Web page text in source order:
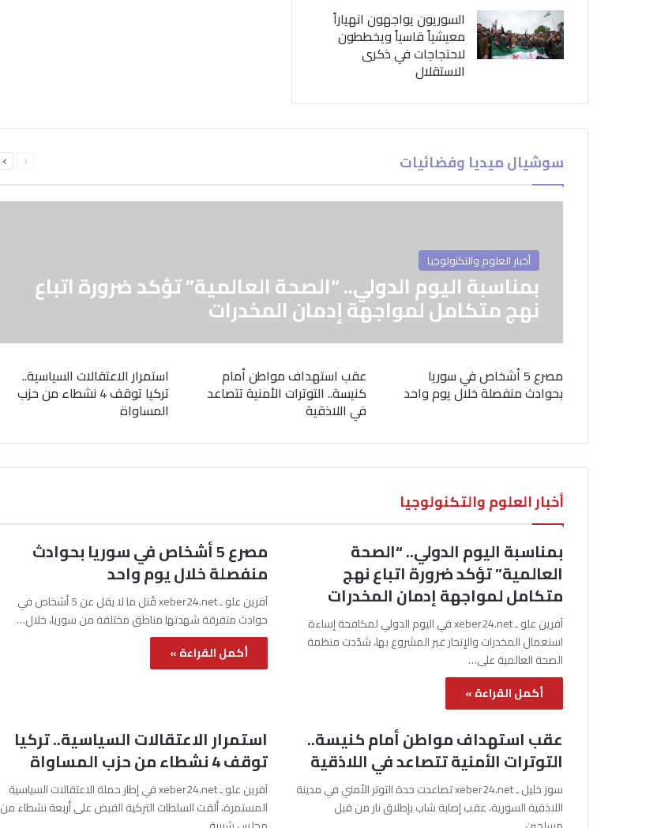
السوريون يواجهون انهياراً
معيشياً قاسياً ويخططون
لاحتجاجات في ذكرى
الاستقلال
سوشيال ميديا وفضائيات الصفحةالصفحة
أخبار العلوم والتكنولوجيا
بمناسبة اليوم الدولي.. “الصحة العالمية” تؤكد ضرورة اتباع
نهج متكامل لمواجهة إدمان المخدرات
مصرع 5 أشخاص في سوريا
بحوادث منفصلة خلال يوم واحد
عقب استهداف مواطن أمام
كنيسة.. التوترات الأمنية تتصاعد
في اللاذقية
استمرار الاعتقالات السياسية..
تركيا توقف 4 نشطاء من حزب
المساواة
أخبار العلوم والتكنولوجيا
بمناسبة اليوم الدولي.. “الصحة
العالمية” تؤكد ضرورة اتباع نهج
متكامل لمواجهة إدمان المخدرات
آفرين علو ـ xeber24.net في اليوم الدولي لمكافحة إساءة
استعمال المخدرات والإتجار غير المشروع بها، شدّدت منظمة
الصحة العالمية على…
أكمل القراءة »
مصرع 5 أشخاص في سوريا بحوادث
منفصلة خلال يوم واحد
آفرين علو ـ xeber24.net قُتل ما لا يقل عن 5 أشخاص في
حوادث متفرقة شهدتها مناطق مختلفة من سوريا، خلال…
أكمل القراءة »
عقب استهداف مواطن أمام كنيسة..
التوترات الأمنية تتصاعد في اللاذقية
سوز خليل ـ xeber24.net تصاعدت حدة التوتر الأمني في مدينة
اللاذقية السورية، عقب إصابة شاب بإطلاق نار من قبل
استمرار الاعتقالات السياسية.. تركيا
توقف 4 نشطاء من حزب المساواة
آفرين علو ـ xeber24.net في إطار حملة الاعتقالات السياسية
المستمرة، ألقت السلطات التركية القبض على أربعة نشطاء من